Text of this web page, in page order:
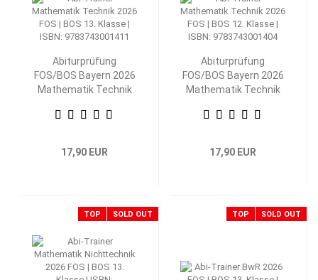
Abiturprüfung
FOS/BOS Bayern 2026
Mathematik Technik
17,90 EUR
Abiturprüfung
FOS/BOS Bayern 2026
Mathematik Technik
17,90 EUR
TOP SOLD OUT TOP SOLD OUT